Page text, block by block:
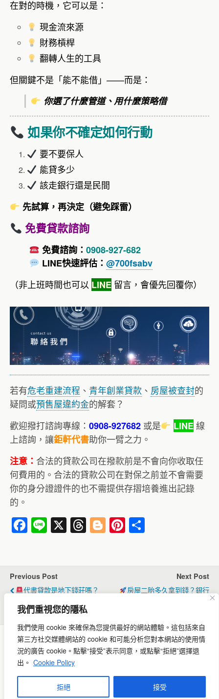
我們重視您的隱私
我們使用 cookie 來確保為您提供最好的網站體驗。 這包括來自
第三方社交媒體網站的 cookie 和可能分析您對本網站的使用情
況的廣告 cookie。 點擊“接受”表示同意，或點擊“拒絕”選擇退
出。 Cookie Policy
拒絕 接受
在對的時機，它可以是：
現金流來源
財務槓桿
翻轉人生的工具
但關鍵不是「能不能借」——而是：
你選了什麼管道、用什麼策略借
如果你不確定如何行動
要不要保人
能貸多少
該走銀行還是民間
先試算，再決定（避免踩雷）
免費貸款諮詢
免費諮詢： 0908-927-682
LINE快速評估： @700fsabv
（非上班時間也可以 LINE 留言，會優先回覆你）
若有危老重建流程 、 青年創業貸款 、 房屋被查封的
疑問或預售屋違約金的解套？
歡迎撥打諮詢專線： 0908-927682 或是 LINE線
上諮詢，讓鉅軒代書助你一臂之力。
注意： 合法的貸款公司在撥款前是不會向你收取任
何費用的。合法的貸款公司在對保之前並不會需要
你的身分證證件的也不需提供存摺培養進出記錄
的。
F
a
e
b
o
o
k
Li
n
X T
hr
a
d
s
Bl
o
g
er
Pi
nt
e
st
Previous Post
代書貸款是地下錢莊嗎？
與5大風險避雷
Next Post
房屋二胎多久拿到錢？銀行
Back to top
Mobile Desktop
服務專線
立即連繫